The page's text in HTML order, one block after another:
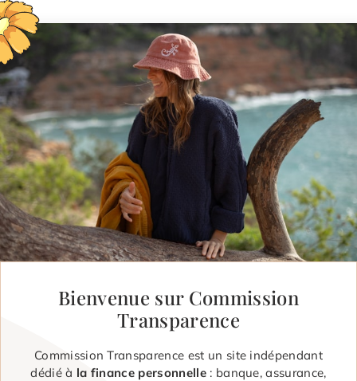
Bienvenue sur Commission
Transparence
Commission Transparence est un site indépendant
dédié à la finance personnelle: banque, assurance,